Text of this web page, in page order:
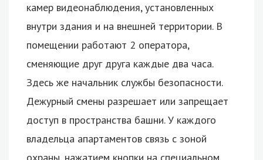
камер видеонаблюдения, установленных
внутри здания и на внешней территории. В
помещении работают 2 оператора,
сменяющие друг друга каждые два часа.
Здесь же начальник службы безопасности.
Дежурный смены разрешает или запрещает
доступ в пространства башни. У каждого
владельца апартаментов связь с зоной